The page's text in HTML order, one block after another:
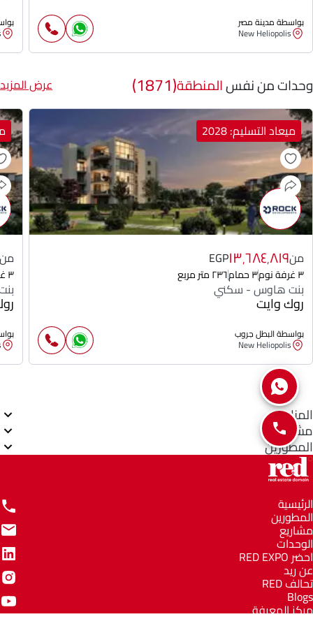
بواسطة مدينة مصر
New Heliopolis
وحدات من نفسالمنطقة(1871) عرض المزيد
ميعاد التسليم: 2028
من١٣٬٦٨٤٬٨١٩EGP
٣ غرفة نوم ٣ حمام ٢٣٦ متر مربع
بنت هاوس - سكني
روك وايت
بواسطة البطل جروب
New Heliopolis
من
٣ غرفة نوم
المناطق
مشاريع
المطورين
الرئيسية
المطورين
مشاريع
الوحدات
احضر RED EXPO
عن ريد
تحالف RED
Blogs
مركز المعرفة